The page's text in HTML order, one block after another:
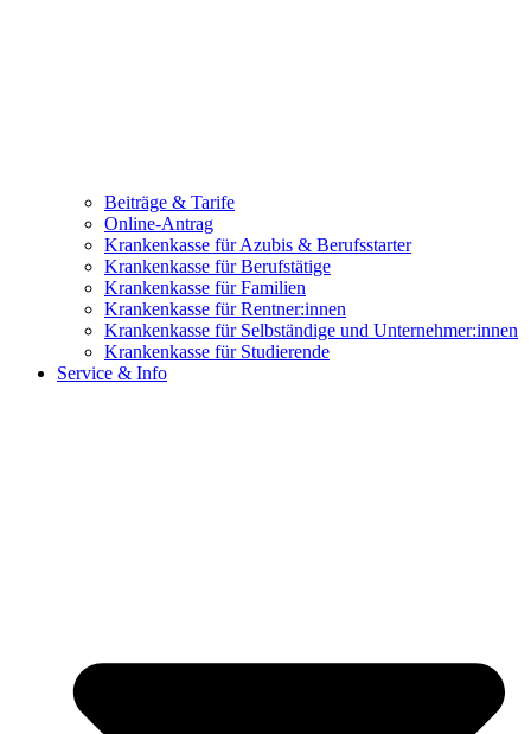
Beiträge & Tarife
Online-Antrag
Krankenkasse für Azubis & Berufsstarter
Krankenkasse für Berufstätige
Krankenkasse für Familien
Krankenkasse für Rentner:innen
Krankenkasse für Selbständige und Unternehmer:innen
Krankenkasse für Studierende
Service & Info